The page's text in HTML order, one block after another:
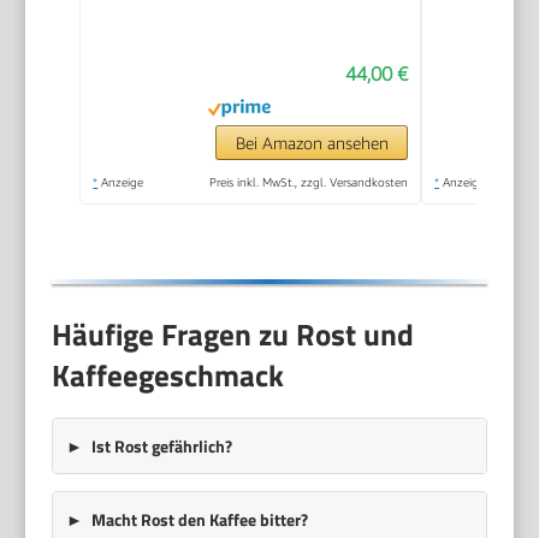
Press, manuelle
Espresso- & Pour-
Over-
Kaffeemaschine, 2
44,00 €
Bei Amazon ansehen
* Anzeige Preis inkl. MwSt., zzgl. Versandkosten * Anzeige
Häufige Fragen zu Rost und
Kaffeegeschmack
Ist Rost gefährlich?
Macht Rost den Kaffee bitter?